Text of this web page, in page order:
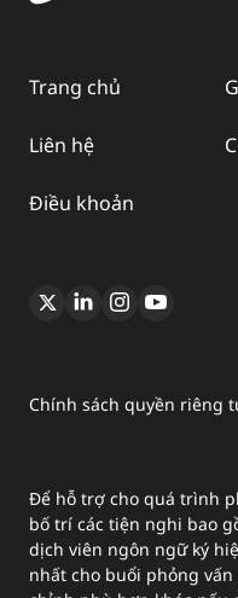
Trang chủ
Liên hệ
Điều khoản
Chính sách quyền riêng
Để hỗ trợ cho quá trình
bố trí các tiện nghi bao
dịch viên ngôn ngữ ký
nhất cho buổi phỏng